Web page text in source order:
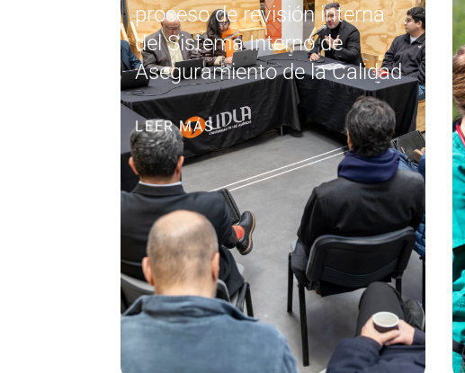
proceso de revisión interna
del Sistema Interno de
Aseguramiento de la Calidad
LEER MÁS